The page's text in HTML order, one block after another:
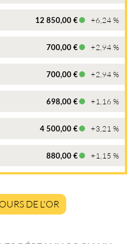
12 850,00 € +6,24 %
700,00 € +2,94 %
700,00 € +2,94 %
698,00 € +1,16 %
4 500,00 € +3,21 %
880,00 € +1,15 %
DE L'OR